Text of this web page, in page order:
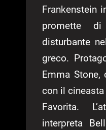
Frankenstein
promette
disturbante
greco.
Emma Stone,
con il
Favorita.
interpreta